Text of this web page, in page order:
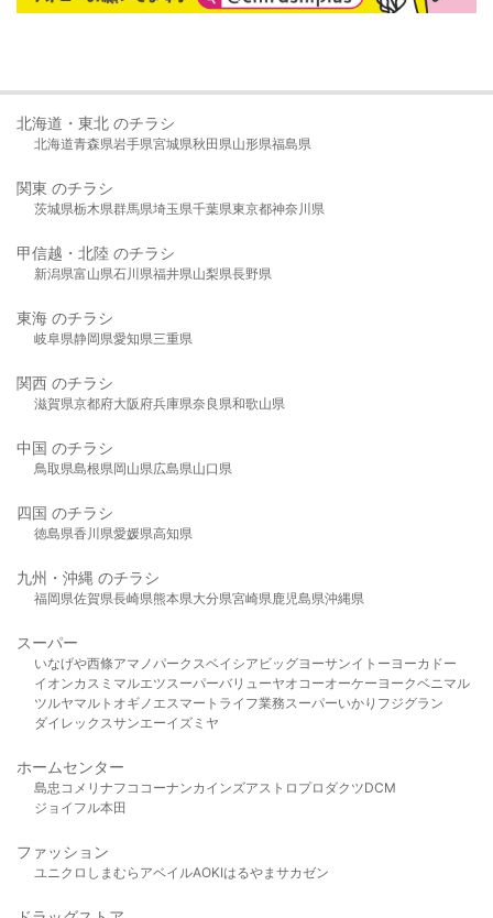
北海道・東北 のチラシ
北海道青森県岩手県宮城県秋田県山形県福島県
関東 のチラシ
茨城県栃木県群馬県埼玉県千葉県東京都神奈川県
甲信越・北陸 のチラシ
新潟県富山県石川県福井県山梨県長野県
東海 のチラシ
岐阜県静岡県愛知県三重県
関西 のチラシ
滋賀県京都府大阪府兵庫県奈良県和歌山県
中国 のチラシ
鳥取県島根県岡山県広島県山口県
四国 のチラシ
徳島県香川県愛媛県高知県
九州・沖縄 のチラシ
福岡県佐賀県長崎県熊本県大分県宮崎県鹿児島県沖縄県
スーパー
いなげや西條アマノパークスベイシア ビッグヨーサンイトーヨーカドー
イオンカスミ マルエツスーパーバリューヤオコーオーケー ヨークベニマル
ツルヤマルト オギノ エスマート ライフ業務スーパーいかり フジグラン
ダイレックスサンエーイズミヤ
ホームセンター
島忠 コメリ ナフコ コーナンカインズアストロプロダクツDCM
ジョイフル本田
ファッション
ユニクロ しまむら アベイルAOKIはるやま サカゼン